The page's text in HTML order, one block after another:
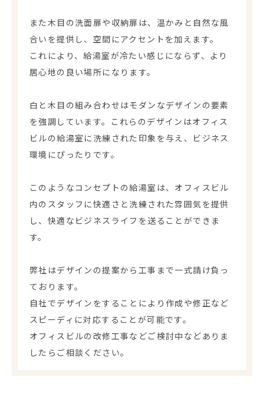
また木目の洗面扉や収納扉は、温かみと自然な風
合いを提供し、空間にアクセントを加えます。
これにより、給湯室が冷たい感じにならず、より
居心地の良い場所になります。
白と木目の組み合わせはモダンなデザインの要素
を強調しています。これらのデザインはオフィス
ビルの給湯室に洗練された印象を与え、ビジネス
環境にぴったりです。
このようなコンセプトの給湯室は、オフィスビル
内のスタッフに快適さと洗練された雰囲気を提供
し、快適なビジネスライフを送ることができま
す。
弊社はデザインの提案から工事まで一式請け負っ
ております。
自社でデザインをすることにより作成や修正など
スピーディに対応することが可能です。
オフィスビルの改修工事などご検討中などありま
したらご相談ください。